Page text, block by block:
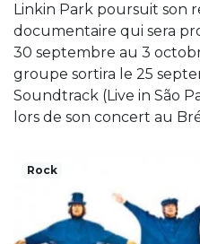
Linkin Park poursuit son
documentaire qui sera
30 septembre au 3
groupe sortira le 25
Soundtrack (Live in São
lors de son concert au
Rock